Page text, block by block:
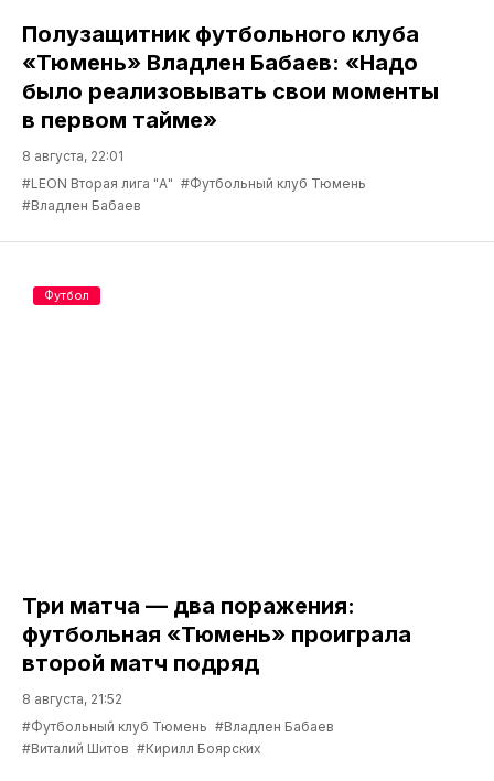
Полузащитник футбольного клуба
«Тюмень» Владлен Бабаев: «Надо
было реализовывать свои моменты
в первом тайме»
8 августа, 22:01
#LEON Вторая лига "А" #Футбольный клуб Тюмень
#Владлен Бабаев
Три матча — два поражения:
футбольная «Тюмень» проиграла
второй матч подряд
8 августа, 21:52
#Футбольный клуб Тюмень #Владлен Бабаев
#Виталий Шитов #Кирилл Боярских
Футбол